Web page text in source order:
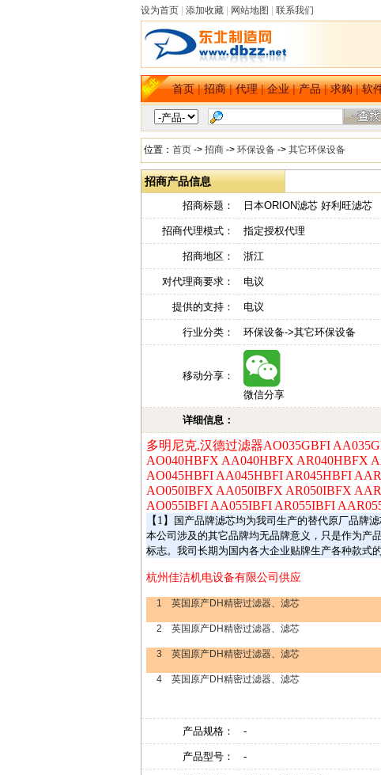
设为首页 添加收藏 网站地图 联系我们
首页|招商|代理|企业|产品|求购|软
位置： 首页 -> 招商 -> 环保设备 -> 其它环保设备
招商产品信息
招商标题： 日本ORION滤芯 好利旺滤芯
招商代理模式： 指定授权代理
招商地区： 浙江
对代理商要求： 电议
提供的支持： 电议
行业分类： 环保设备->其它环保设备
移动分享：
微信分享
详细信息：
多明尼克.汉德过滤器AO035GBFI
AO040HBFX AA040HBFX AR040HBFX
AO045HBFI AA045HBFI AR045HBFI
AO050IBFX AA050IBFX AR050IBFX
AO055IBFI AA055IBFI AR055IBFI
【 1 】 国产品牌滤芯均为我司生产的替代原厂品牌
本公司涉及的其它品牌均无品牌意义，只是作为产
标志。我司长期为国内各大企业贴牌生产各种款式
杭州佳洁机电设备有限公司供应
1 英国原产DH精密过滤器、滤芯
2 英国原产DH精密过滤器、滤芯
3 英国原产DH精密过滤器、滤芯
4 英国原产DH精密过滤器、滤芯
产品规格： -
产品型号： -